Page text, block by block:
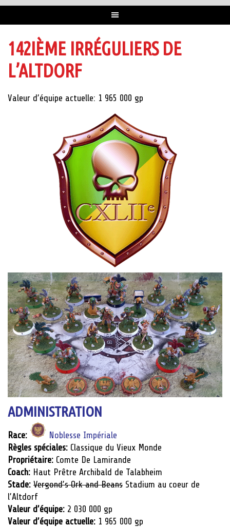
142IÈME IRRÉGULIERS DE
L’ALTDORF
Valeur d’équipe actuelle: 1 965 000 gp
ADMINISTRATION
Race:
Noblesse Impériale
Règles spéciales: Classique du Vieux Monde
Propriétaire: Comte De Lamirande
Coach: Haut Prêtre Archibald de Talabheim
Stade: Vergond’s Ork and Beans Stadium au coeur de
l’Altdorf
Valeur d’équipe: 2 030 000 gp
Valeur d’équipe actuelle: 1 965 000 gp